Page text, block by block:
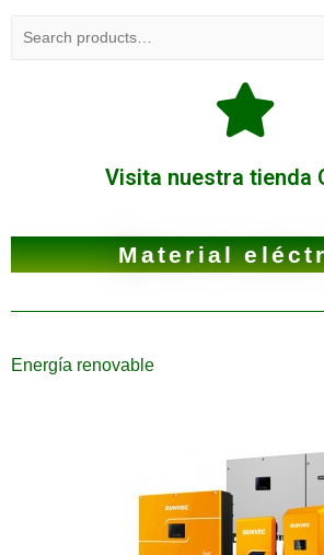
Visita nuestra tienda
Material
Energía renovable